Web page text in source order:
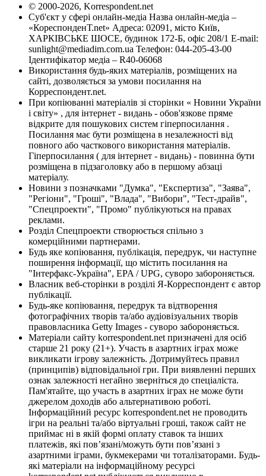
© 2000-2026, Korrespondent.net
Суб'єкт у сфері онлайн-медіа Назва онлайн-медіа –
«КореспонденТ.net» Адреса: 02091, місто Київ,
ХАРКІВСЬКЕ ШОСЕ, будинок 172-Б, офіс 208/1 E-mail:
sunlight@mediadim.com.ua Телефон: 044-205-43-00
Ідентифікатор медіа – R40-06068
Використання будь-яких матеріалів, розміщених на
сайті, дозволяється за умови посилання на
Корреспондент.net.
При копіюванні матеріалів зі сторінки « Новини України
і світу» , для інтернет - видань - обов'язкове пряме
відкрите для пошукових систем гіперпосилання .
Посилання має бути розміщена в незалежності від
повного або часткового використання матеріалів.
Гіперпосилання ( для інтернет - видань) - повинна бути
розміщена в підзаголовку або в першому абзаці
матеріалу.
Новини з позначками "Думка", "Експертиза", "Заява",
"Регіони", "Гроші", "Влада", "Вибори", "Тест-драйв",
"Спецпроекти", "Промо" публікуються на правах
реклами.
Розділ Спецпроекти створюється спільно з
комерційними партнерами.
Будь яке копіювання, публікація, передрук, чи наступне
поширення інформації, що містить посилання на
"Інтерфакс-Україна", EPA / UPG, суворо забороняється.
Власник веб-сторінки в розділі Я-Корреспондент є автор
публікації.
Будь-яке копіювання, передрук та відтворення
фотографічних творів та/або аудіовізуальних творів
правовласника Getty Images - суворо забороняється.
Матеріали сайту korrespondent.net призначені для осіб
старше 21 року (21+). Участь в азартних іграх може
викликати ігрову залежність. Дотримуйтесь правил
(принципів) відповідальної гри. При виявленні перших
ознак залежності негайно зверніться до спеціаліста.
Пам'ятайте, що участь в азартних іграх не може бути
джерелом доходів або альтернативою роботі.
Інформаційний ресурс korrespondent.net не проводить
ігри на реальні та/або віртуальні гроші, також сайт не
приймає ні в якій формі оплату ставок та інших
платежів, які пов’язані/можуть бути пов’язані з
азартними іграми, букмекерами чи тоталізаторами. Будь-
які матеріали на інформаційному ресурсі